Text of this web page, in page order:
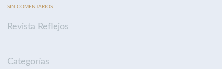
SIN COMENTARIOS
Revista Reflejos
Categorías